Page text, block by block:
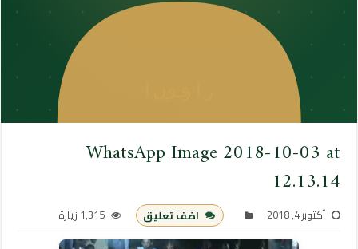
WhatsApp Image 2018-10-03 at
12.13.14
أكتوبر 4, 2018 اضف تعليق 1,315 زيارة